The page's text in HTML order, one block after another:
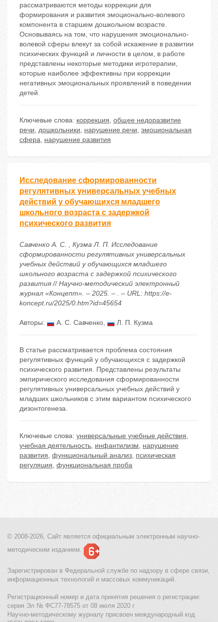
рассматриваются методы коррекции для
формирования и развития эмоционально-волевого
компонента в старшем дошкольном возрасте.
Основываясь на том, что нарушения эмоционально-
волевой сферы влекут за собой искажение в развитии
психических функций и личности в целом, в работе
представлены некоторые методики игротерапии,
которые наиболее эффективны при коррекции
негативных эмоциональных проявлений в поведении
детей.
Ключевые слова: коррекция, общее недоразвитие
речи, дошкольники, нарушение речи, эмоциональная
сфера, нарушение развития
Исследование сформированности
регулятивных универсальных учебных
действий у обучающихся младшего
школьного возраста с задержкой
психического развития
Савченко А. С. , Кузма Л. П. Исследование
сформированности регулятивных универсальных
учебных действий у обучающихся младшего
школьного возраста с задержкой психического
развития // Научно-методический электронный
журнал «Концепт». – 2025. – . – URL: https://e-
koncept.ru/2025/0.htm?id=45654
Авторы: А. С. Савченко, Л. П. Кузма
В статье рассматривается проблема состояния
регулятивных функций у обучающихся с задержкой
психического развития. Представлены результаты
эмпирического исследования сформированности
регулятивных универсальных учебных действий у
младших школьников с этим вариантом психического
дизонтогенеза.
Ключевые слова: универсальные учебные действия,
учебная деятельность, инфантилизм, нарушение
развития, функциональный анализ, психическая
регуляция, функциональная проба
© 2008-2026, Сайт является официальным электронным научно-
методическим изданием.
Зарегистрирован в Федеральной службе по надзору в сфере связи,
информационных технологий и массовых коммуникаций.
Регистрационный номер и дата принятия решения о регистрации:
серия Эл № ФС77-78575 от 08 июля 2020 г
Научно-методическому журналу присвоен международный код